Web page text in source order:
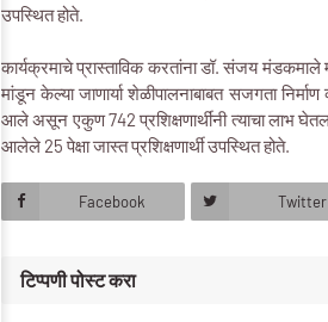
उपस्थित होते.
कार्यक्रमाचे प्रास्ताविक करतांना डॉ. संजय मंडकमाले
मांडून केल्या जाणार्या शेळीपालनाबाबत सजगता
आले असून एकुण 742 प्रशिक्षणार्थींनी त्याचा लाभ
आलेले 25 पेक्षा जास्त प्रशिक्षणार्थी उपस्थित होते.
Facebook Twitter
टिप्पणी पोस्ट करा